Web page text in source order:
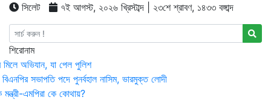
সিলেট ৭ই আগস্ট, ২০২৬ খ্রিস্টাব্দ | ২৩শে শ্রাবণ, ১৪৩৩ বঙ্গাব্দ
শিরোনাম
মিলে অভিযান, যা পেল পুলিশ
সভাপতি পদে পুনর্বহাল নাসিম, ভারমুক্ত লোদী
মন্ত্রী-এমপিরা কে কোথায়?